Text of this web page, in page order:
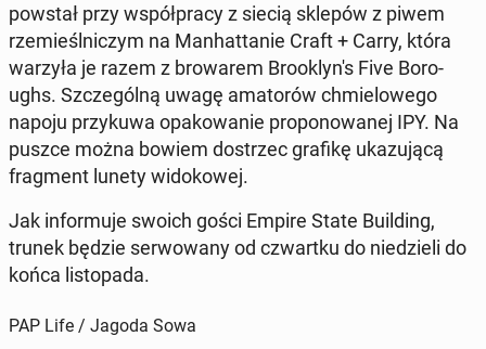
powstał przy współ­pra­cy z siecią sklepów z piwem
rze­mieśl­ni­czym na Man­hat­ta­nie Craft + Carry, która
warzyła je razem z bro­wa­rem Bro­okly­n's Five Bo­ro­
ughs. Szcze­gól­ną uwagę ama­to­rów chmie­lo­we­go
napoju przy­ku­wa opa­ko­wa­nie pro­po­no­wa­nej IPY. Na
puszce można bowiem do­strzec grafikę uka­zu­ją­cą
frag­ment lunety wi­do­ko­wej.
Jak in­for­mu­je swoich gości Empire State Bu­il­ding,
trunek będzie ser­wo­wa­ny od czwart­ku do nie­dzie­li do
końca li­sto­pa­da.
PAP Life / Jagoda Sowa